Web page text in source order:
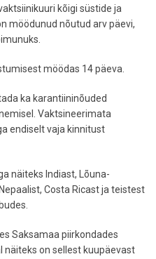
kõigi süstide ja
möödunud nõutud arv päevi,
möödas 14 päeva.
ka karantiininõuded
Vaktsineerimata
endiselt vaja kinnitust
näiteks Indiast, Lõuna-
Costa Ricast ja teistest
Saksamaa piirkondades
näiteks on sellest kuupäevast